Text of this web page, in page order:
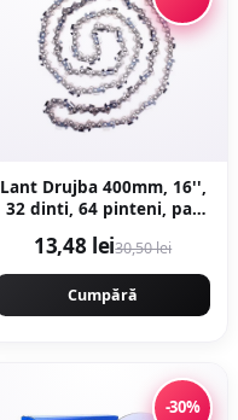
Lant Drujba 400mm, 16'',
32 dinti, 64 pinteni, pas
Campion PROFESSIONAL
CMP1477
13,48 lei30,50 lei
Cumpără
-30%